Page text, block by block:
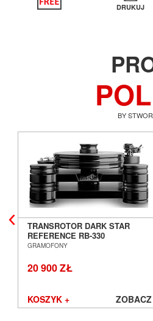
DRUKUJ
BY
TRANSROTOR DARK STAR
REFERENCE RB-330
GRAMOFON ANALOGOWY
GRAMOFONY
20 900 ZŁ
KOSZYK + ZOBACZ